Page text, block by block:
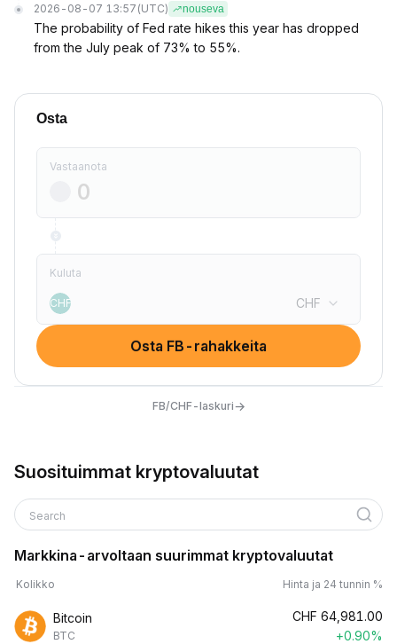
2026-08-07 13:57 (UTC) nouseva
The probability of Fed rate hikes this year has dropped
from the July peak of 73% to 55%.
Osta
Vastaanota
Kuluta
CHF CHF
Osta FB-rahakkeita
FB/CHF-laskuri→
Suosituimmat kryptovaluutat
Search
Markkina-arvoltaan suurimmat kryptovaluutat
Kolikko Hinta ja 24 tunnin %
Bitcoin
BTC
CHF 64,981.00
+0.90%